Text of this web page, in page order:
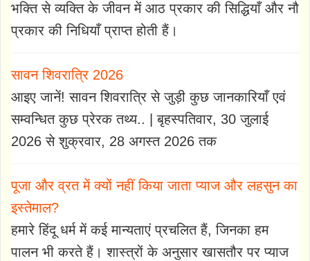
भक्ति से व्यक्ति के जीवन में आठ प्रकार की सिद्धियाँ और नौ
प्रकार की निधियाँ प्राप्त होती हैं।
सावन शिवरात्रि 2026
आइए जानें! सावन शिवरात्रि से जुड़ी कुछ जानकारियाँ एवं
सम्वन्धित कुछ प्रेरक तथ्य.. | बृहस्पतिवार, 30 जुलाई
2026 से शुक्रवार, 28 अगस्त 2026 तक
पूजा और व्रत में क्यों नहीं किया जाता प्याज और लहसुन का
इस्तेमाल?
हमारे हिंदू धर्म में कई मान्यताएं प्रचलित हैं, जिनका हम
पालन भी करते हैं। शास्त्रों के अनुसार खासतौर पर प्याज